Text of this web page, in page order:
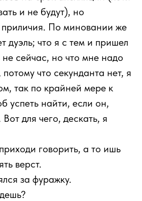
и не будут), но
приличия. По миновании же
дуэль; что я с тем и пришел
не сейчас, но что мне надо
что секунданта нет, я
так по крайней мере к
успеть найти, если он,
для чего, дескать, я
говорить, а то ишь
верст.
за фуражку.